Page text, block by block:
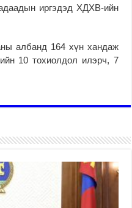
иргэдэд ХДХВ-ийн
албанд 164 хүн хандаж
10 тохиолдол илэрч, 7